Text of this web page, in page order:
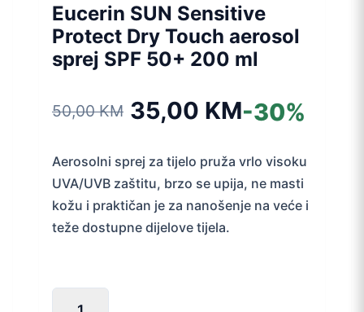
Eucerin SUN Sensitive
Protect Dry Touch aerosol
sprej SPF 50+ 200 ml
50,00KM
Izvorna
cijena
bila
je:
35,00 KM
Trenutna
cijena
je:
35,00 KM.
-30%
Aerosolni sprej za tijelo pruža vrlo visoku
UVA/UVB zaštitu, brzo se upija, ne masti
kožu i praktičan je za nanošenje na veće i
teže dostupne dijelove tijela.